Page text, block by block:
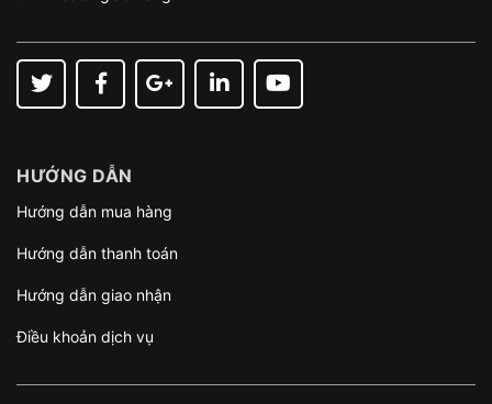
HƯỚNG DẪN
Hướng dẫn mua hàng
Hướng dẫn thanh toán
Hướng dẫn giao nhận
Điều khoản dịch vụ